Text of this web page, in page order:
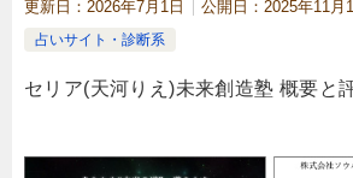
更新日： 2026年7月1日 公開日： 2025年11月
占いサイト・診断系
セリア(天河りえ)未来創造塾 概要と